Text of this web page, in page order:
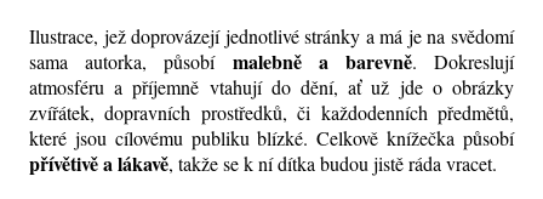
Ilustrace, jež doprovázejí jednotlivé stránky a má je na svědomí
sama autorka, působí malebně a barevně. Dokreslují
atmosféru a příjemně vtahují do dění, ať už jde o obrázky
zvířátek, dopravních prostředků, či každodenních předmětů,
které jsou cílovému publiku blízké. Celkově knížečka působí
přívětivě a lákavě, takže se k ní dítka budou jistě ráda vracet.